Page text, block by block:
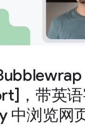
，带英语
中浏览网